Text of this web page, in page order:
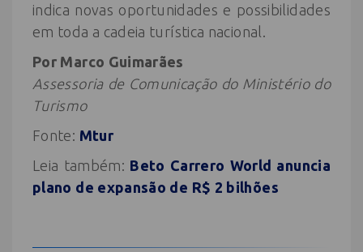
indica novas oportunidades e possibilidades
em toda a cadeia turística nacional.
Por Marco Guimarães
Assessoria de Comunicação do Ministério do
Turismo
Fonte: Mtur
Leia também: Beto Carrero World anuncia
plano de expansão de R$ 2 bilhões